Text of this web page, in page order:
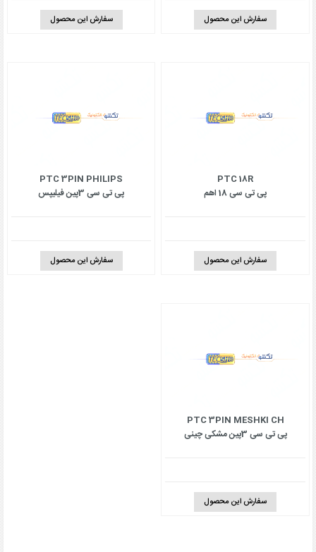
سفارش این محصول سفارش این محصول
PTC 18R
پی تی سی 18 اهم
سفارش این محصول
PTC 3PIN PHILIPS
پی تی سی 3پین فیلیپس
سفارش این محصول
PTC 3PIN MESHKI CH
پی تی سی 3پین مشکی چینی
سفارش این محصول